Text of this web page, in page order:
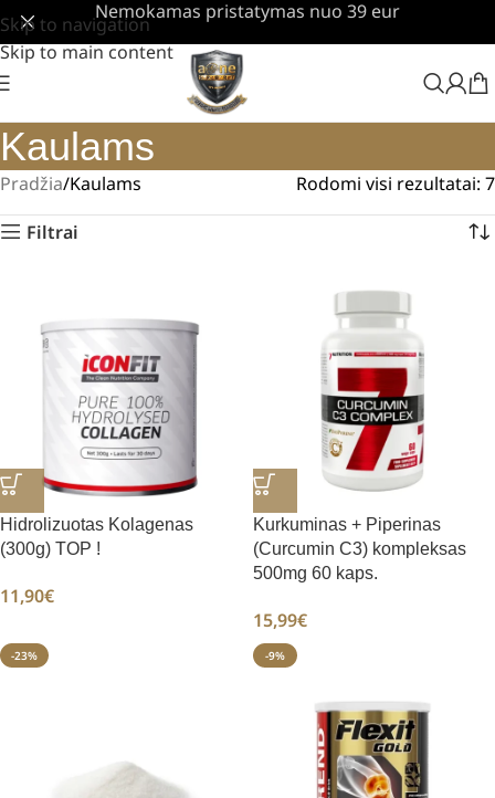
Skip to navigation
Skip to main content
Nemokamas pristatymas nuo 39 eur
Kaulams
Pradžia Kaulams
Rodomi visi rezultatai: 7
Filtrai
Hidrolizuotas Kolagenas
(300g) TOP !
11,90€
Kurkuminas + Piperinas
(Curcumin C3) kompleksas
500mg 60 kaps.
15,99€
-23% -9%